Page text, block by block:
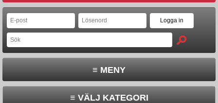
≡ MENY
≡ VÄLJ KATEGORI